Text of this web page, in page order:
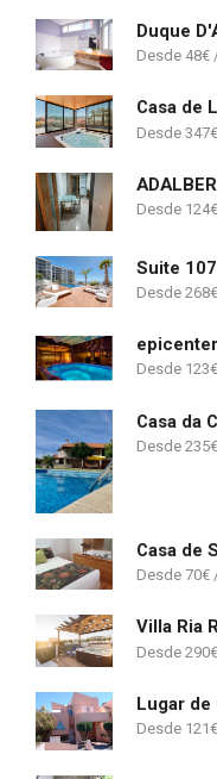
Duque
48€
347€
124€
Suite
268€
epicenter
123€
Casa da
235€
Casa de
70€
290€
Lugar de
121€